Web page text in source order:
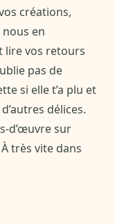
créations,
en
lire vos retours
pas de
si elle t’a plu et
délices.
d’œuvre sur
très vite dans